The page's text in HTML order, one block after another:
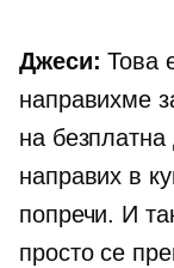
Джеси: Това
направихме
на безплатна
направих в
попречи. И
просто се